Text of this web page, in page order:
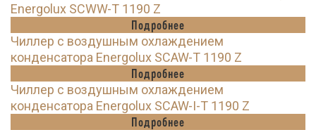
Energolux SCWW-T 1190 Z
Подробнее
Чиллер с воздушным охлаждением
конденсатора Energolux SCAW-T 1190 Z
Подробнее
Чиллер с воздушным охлаждением
конденсатора Energolux SCAW-I-T 1190 Z
Подробнее